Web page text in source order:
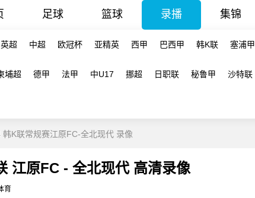
足球 篮球 录播 集锦
英超 中超 欧冠杯 亚精英 西甲 巴西甲 韩K联 塞浦甲
埔超 德甲 法甲 中U17 挪超 日职联 秘鲁甲 沙特联
K联常规赛江原FC-全北现代 录像
江原FC - 全北现代 高清录像
育